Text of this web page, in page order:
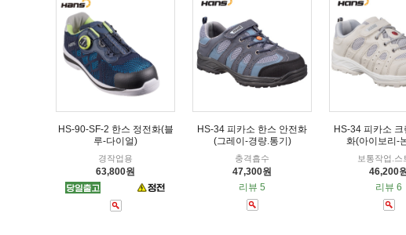
HS-90-SF-2 한스 정전화(블
루-다이얼)
경작업용
63,800원
HS-34 피카소 한스 안전화
(그레이-경량.통기)
충격흡수
47,300원
리뷰 5
HS-34 피카소 크
화(아이보리-
보통작업.스
46,200
리뷰 6